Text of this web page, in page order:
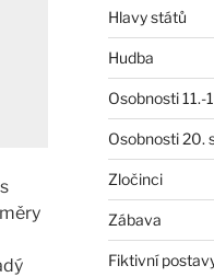
Hlavy států
Hudba
Osobnosti 11.-
Osobnosti 20.
Zločinci
Zábava
Fiktivní